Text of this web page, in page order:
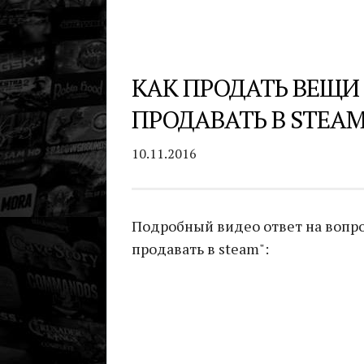
КАК ПРОДАТЬ
ПРОДАВАТЬ В
10.11.2016
Подробный видео ответ на
продавать в steam":